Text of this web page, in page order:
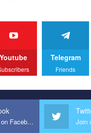
and ask to help us
to press "Like" below the
ролик от команды
развития
нас и помочь нам
с насилием и
Youtube Telegram
Friends
Join us on Facebook Join